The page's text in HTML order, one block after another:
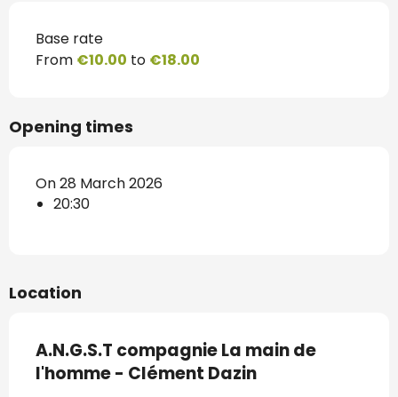
Base rate
From €10.00 to €18.00
Opening times
On 28 March 2026
20:30
Location
A.N.G.S.T compagnie La main de
l'homme - Clément Dazin